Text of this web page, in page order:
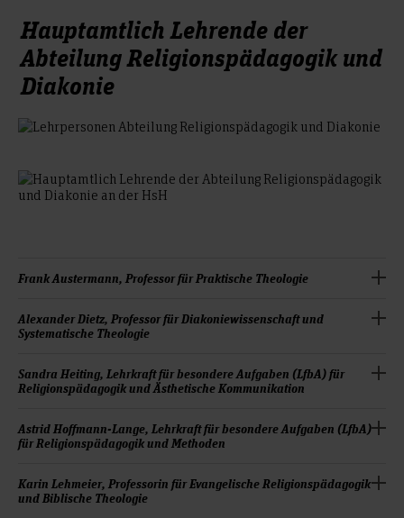
Hauptamtlich Lehrende der
Abteilung Religionspädagogik und
Diakonie
Frank Austermann, Professor für Praktische Theologie
Lehre (beispielhaft):
Religion und Gesellschaft
Gottesdienst und Feier
Seelsorge und Beratung
Weitere Informationen und Kontakt
Alexander Dietz, Professor für Diakoniewissenschaft und
Systematische Theologie
Lehre (beispielhaft):
Einführung Diakoniewissenschaft
Einführung in die Gemeinwesendiakonie
Religionskritik
Weitere Informationen und Kontakt
Sandra Heiting, Lehrkraft für besondere Aufgaben (LfbA) für
Religionspädagogik und Ästhetische Kommunikation
Sandra Heiting ist Diakonin und Dipl.
Sozialpädagogin/Sozialarbeiterin. Berufsbegleitend hat sie
abgeschlossen.
Astrid Hoffmann-Lange, Lehrkraft für besondere Aufgaben (LfbA)
für Religionspädagogik und Methoden
Astrid Hoffmann-Lange ist Diplom-Religionspädagogin,
Diplom-Supervisorin (DGSv), systemische Beraterin sowie in
Karin Lehmeier, Professorin für Evangelische Religionspädagogik
und Biblische Theologie